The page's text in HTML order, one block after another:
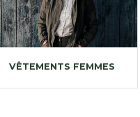
VÊTEMENTS FEMMES